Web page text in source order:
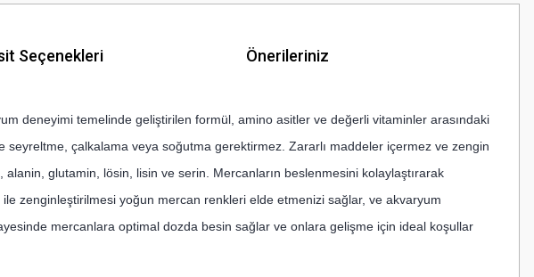
Seçenekleri Önerileriniz
deneyimi temelinde geliştirilen formül, amino asitler ve değerli vitaminler arasındaki
çalkalama veya soğutma gerektirmez. Zararlı maddeler içermez ve zengin
alanin, glutamin, lösin, lisin ve serin. Mercanların beslenmesini kolaylaştırarak
zenginleştirilmesi yoğun mercan renkleri elde etmenizi sağlar, ve akvaryum
mercanlara optimal dozda besin sağlar ve onlara gelişme için ideal koşullar